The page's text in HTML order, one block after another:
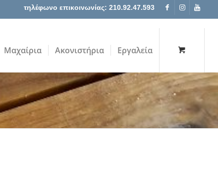
τηλέφωνο επικοινωνίας: 210.92.47.593
Μαχαίρια Ακονιστήρια Εργαλεία